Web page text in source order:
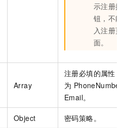
示注册按
钮，不能
入注册页
面。
Array
注册必填的属性，
为 PhoneNumber
Email。
Object 密码策略。